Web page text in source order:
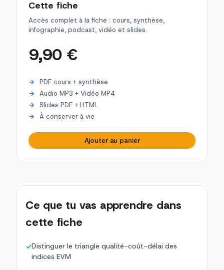
Cette fiche
Accès complet à la fiche : cours, synthèse,
infographie, podcast, vidéo et slides.
9,90 €
PDF cours + synthèse
Audio MP3 + Vidéo MP4
Slides PDF + HTML
À conserver à vie
Ajouter au panier
Ce que tu vas apprendre dans
cette fiche
✓Distinguer le triangle qualité-coût-délai des
indices EVM